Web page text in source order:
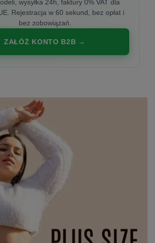
wysyłka 24h, faktury 0% VAT dla
Rejestracja w 60 sekund, bez opłat i
bez zobowiązań.
ZAŁÓŻ KONTO B2B →